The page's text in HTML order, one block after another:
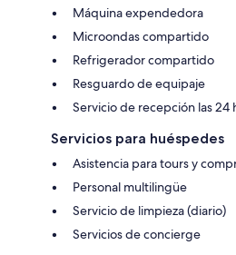
Máquina expendedora
Microondas compartido
Refrigerador compartido
Resguardo de equipaje
Servicio de recepción las 24
Servicios para huéspedes
Asistencia para tours y
Personal multilingüe
Servicio de limpieza (diario)
Servicios de concierge